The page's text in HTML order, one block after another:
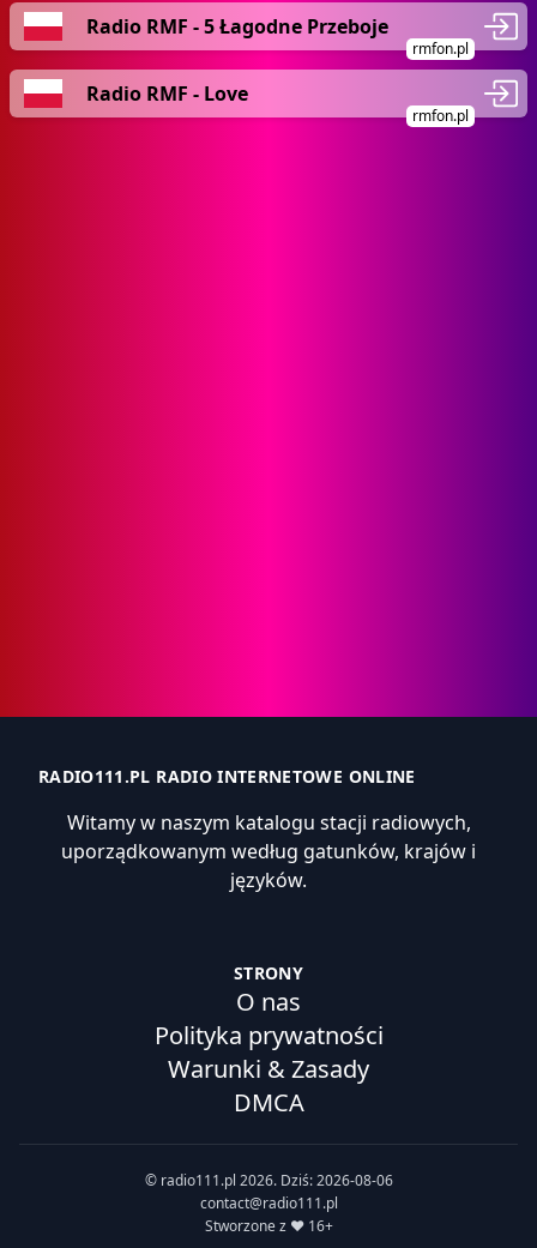
Radio RMF - 5 Łagodne Przeboje
rmfon.pl
Radio RMF - Love
rmfon.pl
RADIO111.PL RADIO INTERNETOWE ONLINE
Witamy w naszym katalogu stacji radiowych,
uporządkowanym według gatunków, krajów i
języków.
STRONY
O nas
Polityka prywatności
Warunki & Zasady
DMCA
© radio111.pl 2026. Dziś: 2026-08-06
contact@radio111.pl
Stworzone z ❤️ 16+